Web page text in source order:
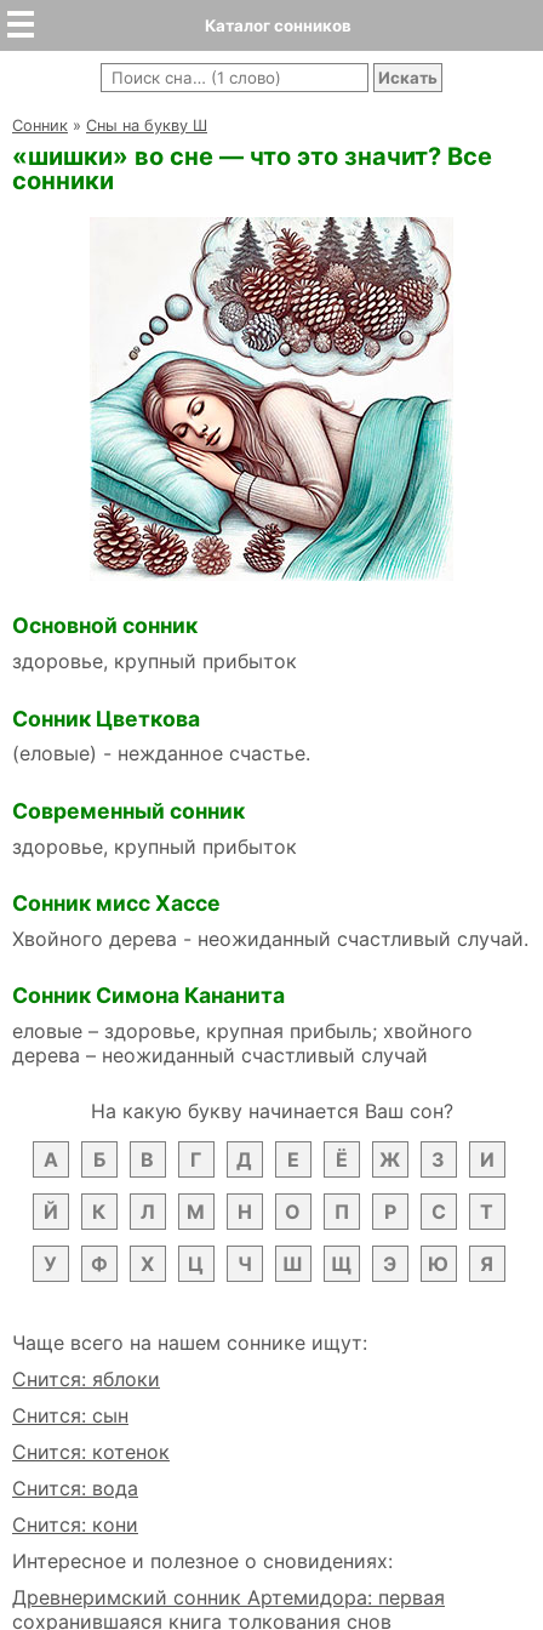
Каталог сонников
Cонник » Сны на букву Ш
«шишки» во сне — что это значит? Все
сонники
Основной сонник
здоровье, крупный прибыток
Сонник Цветкова
(еловые) - нежданное счастье.
Современный сонник
здоровье, крупный прибыток
Сонник мисс Хассе
Хвойного дерева - неожиданный счастливый случай.
Сонник Симона Кананита
еловые – здоровье, крупная прибыль; хвойного
дерева – неожиданный счастливый случай
На какую букву начинается Ваш сон?
А
Б В Г Д Е Ё Ж З И
Й К Л М Н О П Р С Т
У Ф Х Ц Ч Ш Щ Э Ю Я
Чаще всего на нашем соннике ищут:
Снится: яблоки
Снится: сын
Снится: котенок
Снится: вода
Снится: кони
Интересное и полезное о сновидениях:
Древнеримский сонник Артемидора: первая
сохранившаяся книга толкования снов